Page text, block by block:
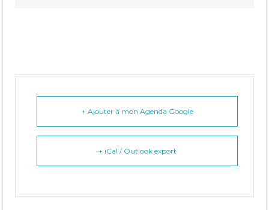
+ Ajouter à mon Agenda Google
+ iCal / Outlook export